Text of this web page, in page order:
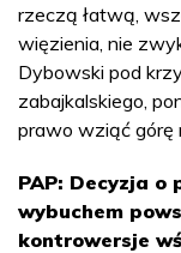
rzeczą łatwą,
więzienia, nie
Dybowski pod
zabajkalskiego,
prawo wziąć górę
PAP: Decyzja o
wybuchem
kontrowersje